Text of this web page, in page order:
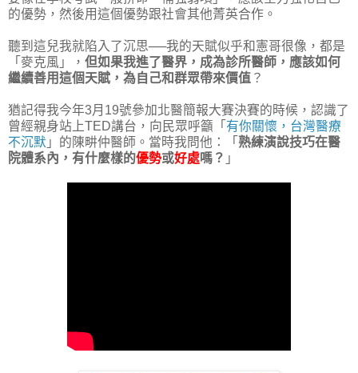
的優勢，然後用這個優勢跟社會其他菁英合作。
聽到這兒我就陷入了沉思──我的天賦似乎和憲哥很像，都是
「麥克風」， 但如果我進了醫界，成為診所醫師，應該如何
繼續善用這個天賦，為自己和群眾帶來價值 ？
猶記得我今年3月19號參加北醫簡報大賽決賽的時候，認識了
曾經親身站上TED講台，向民眾呼籲「 有你關懷，台灣醫療
不沉默 」的陳畊仲醫師。當時我問他：「 熟練演說技巧在醫
院體系內，有什麼樣的優勢或好處嗎？ 」